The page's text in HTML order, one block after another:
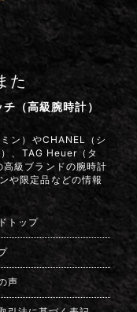
た
（高級腕時計）
ン）やCHANEL（シ
、TAG Heuer（タ
級ブランドの腕時計
や限定品などの情報
トップ
声